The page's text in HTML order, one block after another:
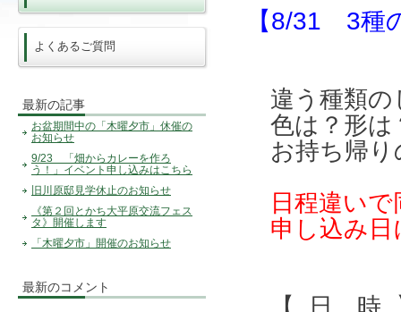
【8/31 3
違う種類の
色は？形は
お持ち帰り
日程違い
申し込み日
【 日 時
よくあるご質問
最新の記事
お盆期間中の「木曜夕市」休催の
お知らせ
9/23 「畑からカレーを作ろ
う！」イベント申し込みはこちら
旧川原邸見学休止のお知らせ
《第２回とかち大平原交流フェス
タ》開催します
「木曜夕市」開催のお知らせ
最新のコメント